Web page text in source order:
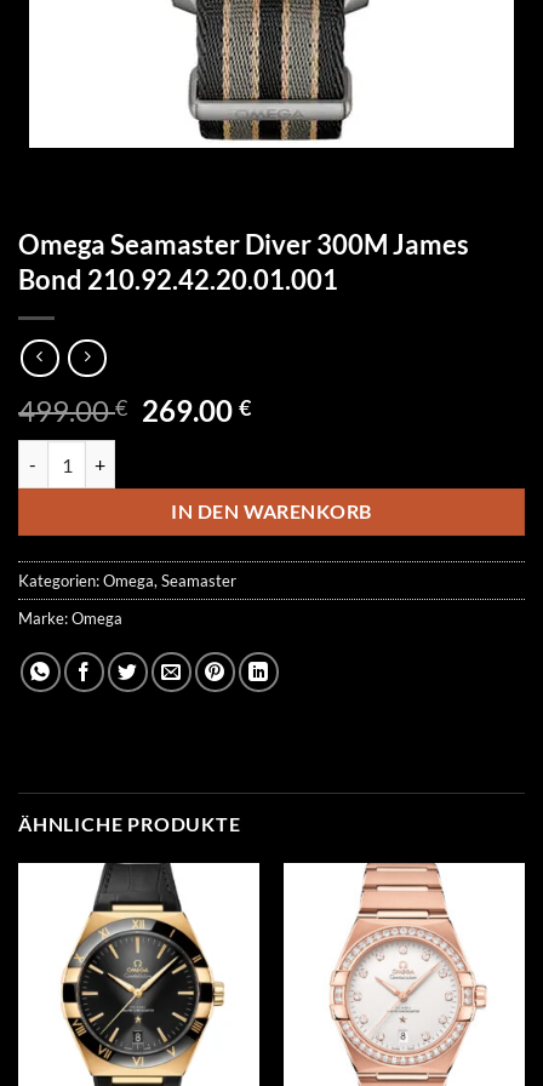
Omega Seamaster Diver 300M James
Bond 210.92.42.20.01.001
499.00€ Ursprünglicher
499.00 €
269.00€Aktueller
269.00 €.
IN DEN WARENKORB
Kategorien:Omega, Seamaster
Marke:Omega
ÄHNLICHE PRODUKTE